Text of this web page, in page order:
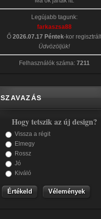
Legújabb tagunk:
farkaszsa88
Ő 2026.07.17 Péntek-kor regisztrált
Üdvözöljük!
Felhasználók száma: 7211
SZAVAZÁS
Hogy tetszik az új design?
Vissza a régit
Elmegy
Rossz
Jó
Kiváló
Vélemények